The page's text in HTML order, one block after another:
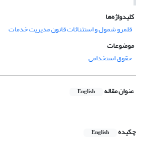
کلیدواژه‌ها
قلمرو شمول و استثنائات قانون مدیریت خدمات
موضوعات
حقوق استخدامی
عنوان مقاله English
چکیده English